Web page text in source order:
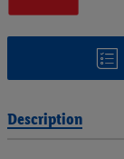
Description